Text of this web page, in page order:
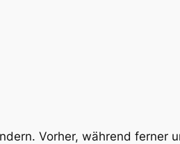
Vorher, während ferner